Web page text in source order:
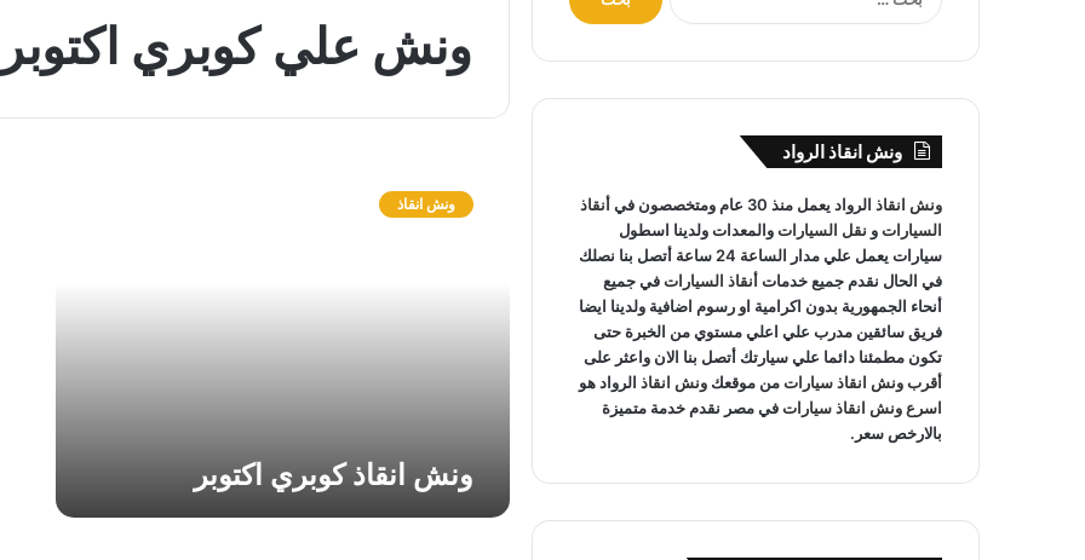
ونش علي كوبري اكتوبر
ا
ونش انقاذ
ونش انقاذ كوبري اكتوبر
ح
ونش انقاذ الرواد
ونش انقاذ الرواد يعمل منذ 30 عام ومتخصصون في
أنقاذ
السياراتو نقل السياراتوالمعدات ولدينا اسطول
سيارات يعمل علي مدار الساعة 24 ساعة أتصل بنا نصلك
في الحال نقدم جميع خدماتأنقاذ السياراتفي جميع
أنحاء الجمهورية بدون اكرامية او رسوم اضافية ولدينا ايضا
فريق سائقين مدرب علي اعلي مستوي من الخبرة حتى
تكون مطمئنا دائما علي سيارتك أتصل بنا الان واعثر على
أقرب ونش انقاذ سياراتمن موقعك ونش انقاذ الرواد هو
اسرع ونش انقاذ سياراتفي مصر نقدم خدمة متميزة
بالارخص سعر.